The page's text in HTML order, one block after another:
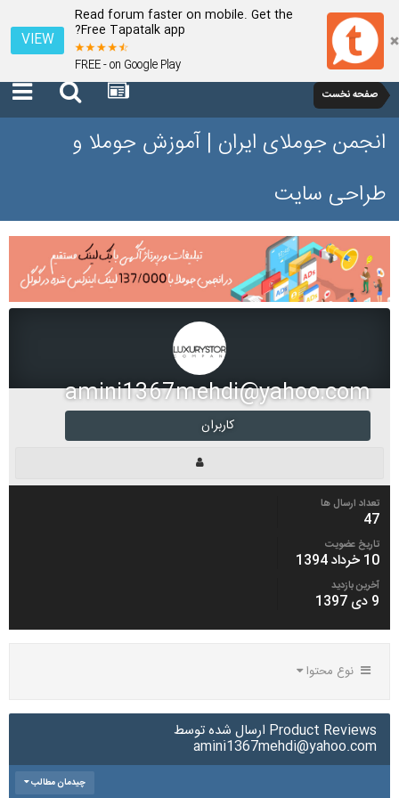
Read forum faster on mobile. Get the
Free Tapatalk app?
FREE - on Google Play
VIEW
صفحه نخست
انجمن جوملای ایران | آموزش جوملا و
طراحی سایت
amini1367mehdi@yahoo.com
کاربران
تعداد ارسال ها
47
تاریخ عضویت
10 خرداد 1394
آخرین بازدید
9 دی 1397
نوع محتوا
Product Reviews ارسال شده توسط
amini1367mehdi@yahoo.com
چیدمان مطالب